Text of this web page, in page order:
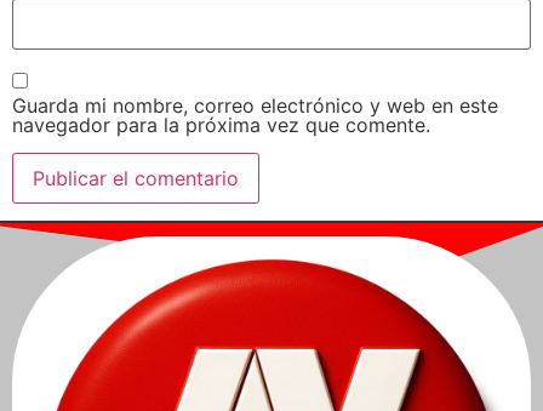
Guarda mi nombre, correo electrónico y web en este
navegador para la próxima vez que comente.